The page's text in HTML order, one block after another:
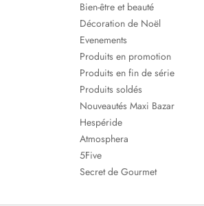
Bien-être et beauté
Décoration de Noël
Evenements
Produits en promotion
Produits en fin de série
Produits soldés
Nouveautés Maxi Bazar
Hespéride
Atmosphera
5Five
Secret de Gourmet